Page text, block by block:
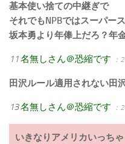
基本使い捨ての中継ぎで
それでもNPBではスーパー
坂本勇より年俸上だろ？年
11名無しさん＠恐縮です ：
田沢ルール適用されない田
13名無しさん＠恐縮です ：
いきなりアメリカいっち